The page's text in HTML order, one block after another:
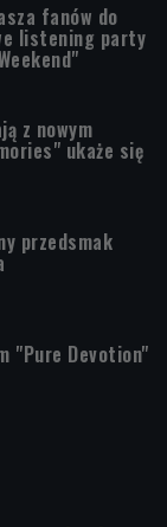
fanów do
listening party
z nowym
ukaże się
przedsmak
"Pure Devotion"